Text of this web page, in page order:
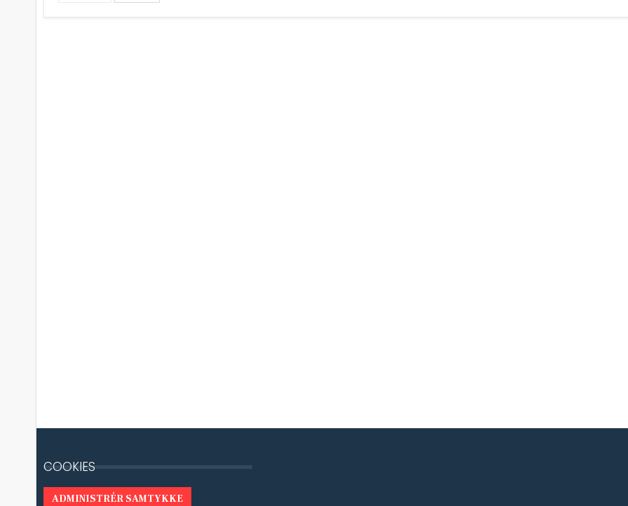
COOKIES
ADMINISTRÉR SAMTYKKE